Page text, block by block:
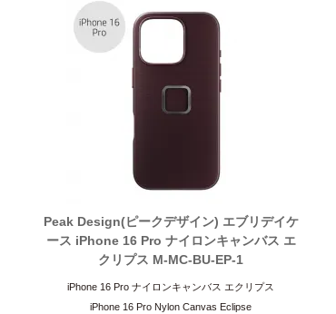
Peak Design(ピークデザイン) エブリデイケ
ース iPhone 16 Pro ナイロンキャンバス エ
クリプス M-MC-BU-EP-1
iPhone 16 Pro ナイロンキャンバス エクリプス
iPhone 16 Pro Nylon Canvas Eclipse